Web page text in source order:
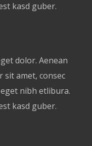
kasd guber.
dolor. Aenean
sit amet, consec
nibh etlibura.
kasd guber.